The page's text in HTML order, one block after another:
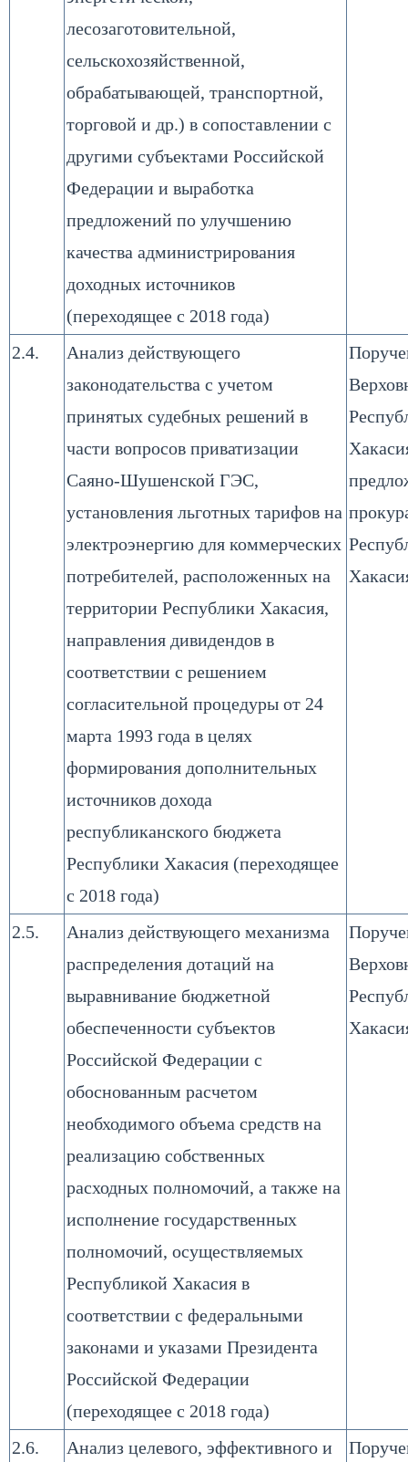
лесозаготовительной,
сельскохозяйственной,
обрабатывающей, транспортной,
торговой и др.) в сопоставлении с
другими субъектами Российской
Федерации и выработка
предложений по улучшению
качества администрирования
доходных источников
(переходящее с 2018 года)
2.4.
Анализ действующего
законодательства с учетом
принятых судебных решений в
части вопросов приватизации
Саяно-Шушенской ГЭС,
установления льготных тарифов на
электроэнергию для коммерческих
потребителей, расположенных на
территории Республики Хакасия,
направления дивидендов в
соответствии с решением
согласительной процедуры от 24
марта 1993 года в целях
формирования дополнительных
источников дохода
республиканского бюджета
Республики Хакасия (переходящее
с 2018 года)
2.5.
Анализ действующего механизма
распределения дотаций на
выравнивание бюджетной
обеспеченности субъектов
Российской Федерации с
обоснованным расчетом
необходимого объема средств на
реализацию собственных
расходных полномочий, а также на
исполнение государственных
полномочий, осуществляемых
Республикой Хакасия в
соответствии с федеральными
законами и указами Президента
Российской Федерации
(переходящее с 2018 года)
2.6. Анализ целевого, эффективного и